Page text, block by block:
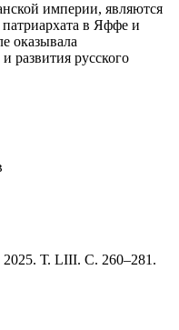
империи, являются
в Яффе и
оказывала
развития русского
Т. LIII. С. 260–281.